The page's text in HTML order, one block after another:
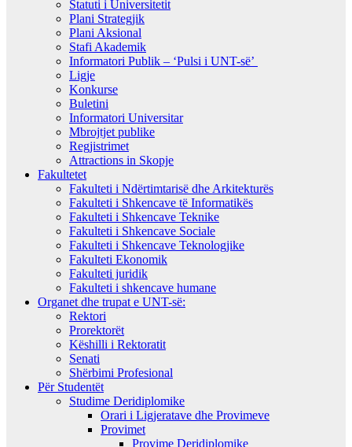
Statuti i Universitetit
Plani Strategjik
Plani Aksional
Stafi Akademik
Informatori Publik – ‘Pulsi i UNT-së’
Ligje
Konkurse
Buletini
Informatori Universitar
Mbrojtjet publike
Regjistrimet
Attractions in Skopje
Fakultetet
Fakulteti i Ndërtimtarisë dhe Arkitekturës
Fakulteti i Shkencave të Informatikës
Fakulteti i Shkencave Teknike
Fakulteti i Shkencave Sociale
Fakulteti i Shkencave Teknologjike
Fakulteti Ekonomik
Fakulteti juridik
Fakulteti i shkencave humane
Organet dhe trupat e UNT-së:
Rektori
Prorektorët
Këshilli i Rektoratit
Senati
Shërbimi Profesional
Për Studentët
Studime Deridiplomike
Orari i Ligjeratave dhe Provimeve
Provimet
Provime Deridiplomike